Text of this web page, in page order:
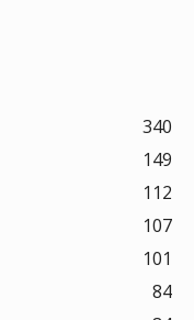
340
149
112
107
101
84